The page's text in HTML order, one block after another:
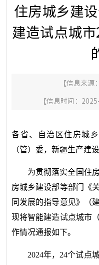
住房城乡建
建造试点城
【信息来源：
【信息时间：
各省、自治区住房城
（管）委，新疆生产建
为贯彻落实全国住
房城乡建设部等部门《
同发展的指导意见》（
现将智能建造试点城市
作情况通报如下。
2024年，24个试点